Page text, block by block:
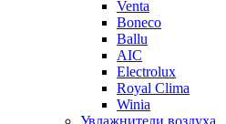
Venta
Boneco
Ballu
AIC
Electrolux
Royal Clima
Winia
Увлажнители воздуха